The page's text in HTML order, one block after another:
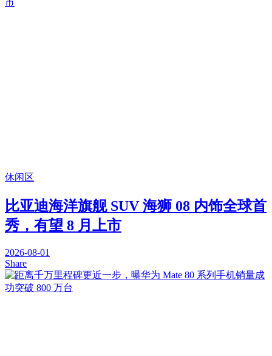
休闲区
比亚迪海洋旗舰 SUV 海狮 08 内饰全球首
秀，有望 8 月上市
2026-08-01
Share